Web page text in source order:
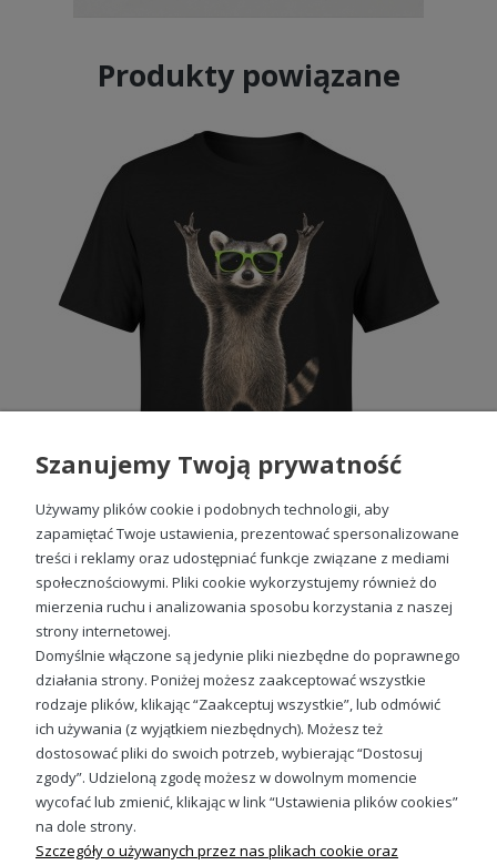
Produkty powiązane
Szop pracz w okularach Męska koszulka
49,98 zł
Sprawdź nasze social media
Szanujemy Twoją prywatność
Używamy plików cookie i podobnych technologii, aby
zapamiętać Twoje ustawienia, prezentować spersonalizowane
treści i reklamy oraz udostępniać funkcje związane z mediami
społecznościowymi. Pliki cookie wykorzystujemy również do
mierzenia ruchu i analizowania sposobu korzystania z naszej
strony internetowej.
Domyślnie włączone są jedynie pliki niezbędne do poprawnego
działania strony. Poniżej możesz zaakceptować wszystkie
rodzaje plików, klikając “Zaakceptuj wszystkie”, lub odmówić
ich używania (z wyjątkiem niezbędnych). Możesz też
dostosować pliki do swoich potrzeb, wybierając “Dostosuj
zgody”. Udzieloną zgodę możesz w dowolnym momencie
wycofać lub zmienić, klikając w link “Ustawienia plików cookies”
na dole strony.
Szczegóły o używanych przez nas plikach cookie oraz